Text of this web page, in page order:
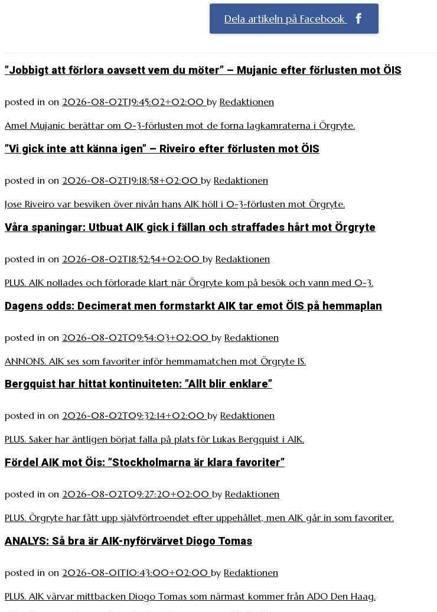
Dela artikeln på Facebook
”Jobbigt att förlora oavsett vem du möter” – Mujanic efter förlusten mot ÖIS
posted in on 2026-08-02T19:45:02+02:00 by Redaktionen
Amel Mujanic berättar om 0-3-förlusten mot de forna lagkamraterna i Örgryte.
”Vi gick inte att känna igen” – Riveiro efter förlusten mot ÖIS
posted in on 2026-08-02T19:18:58+02:00 by Redaktionen
Jose Riveiro var besviken över nivån hans AIK höll i 0-3-förlusten mot Örgryte.
Våra spaningar: Utbuat AIK gick i fällan och straffades hårt mot Örgryte
posted in on 2026-08-02T18:52:54+02:00 by Redaktionen
PLUS. AIK nollades och förlorade klart när Örgryte kom på besök och vann med 0-3.
Dagens odds: Decimerat men formstarkt AIK tar emot ÖIS på hemmaplan
posted in on 2026-08-02T09:54:03+02:00 by Redaktionen
ANNONS. AIK ses som favoriter inför hemmamatchen mot Örgryte IS.
Bergquist har hittat kontinuiteten: ”Allt blir enklare”
posted in on 2026-08-02T09:32:14+02:00 by Redaktionen
PLUS. Saker har äntligen börjat falla på plats för Lukas Bergquist i AIK.
Fördel AIK mot Öis: ”Stockholmarna är klara favoriter”
posted in on 2026-08-02T09:27:20+02:00 by Redaktionen
PLUS. Örgryte har fått upp självförtroendet efter uppehållet, men AIK går in som favoriter.
ANALYS: Så bra är AIK-nyförvärvet Diogo Tomas
posted in on 2026-08-01T10:43:00+02:00 by Redaktionen
PLUS. AIK värvar mittbacken Diogo Tomas som närmast kommer från ADO Den Haag.